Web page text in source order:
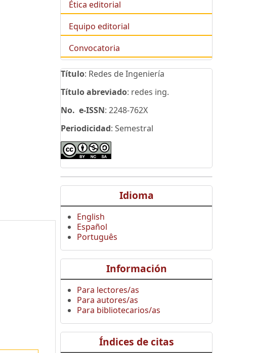
Ética editorial
Equipo editorial
Convocatoria
Título: Redes de Ingeniería
Título abreviado: redes ing.
No. e-ISSN: 2248-762X
Periodicidad: Semestral
Idioma
English
Español
Português
Información
Para lectores/as
Para autores/as
Para bibliotecarios/as
Índices de citas